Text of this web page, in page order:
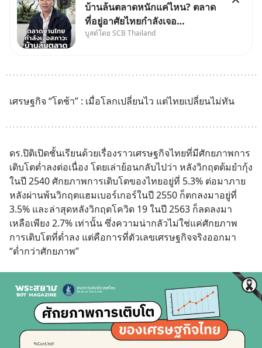
บ้านล้นตลาดหนักแค่ไหน? ตลาด
ที่อยู่อาศัยไทยกำลังเจอ
Oversupply หนักกว่าที่คิด และ
#บ้านล้นตลาด #เศรษฐกิจไทย
#EICAround #SCBThailand
สามารถดูคลิปท
บูสต์โดย SCB Thailand
เศรษฐกิจ “โตช้า” : เมื่อโลกเปลี่ยนไว แต่ไทยเปลี่ยนไม่ทัน
ดร.ปิติเปิดชั้นเรียนด้วยเรื่องราวเศรษฐกิจไทยที่มีศักยภาพการ
เติบโตต่ำลงต่อเนื่อง โดยเล่าย้อนกลับไปว่า หลังวิกฤตต้มยำกุ้ง
ในปี 2540 ศักยภาพการเติบโตของไทยอยู่ที่ 5.3% ต่อมาภาย
หลังผ่านพ้นวิกฤตแฮมเบอร์เกอร์ในปี 2550 ก็ตกลงมาอยู่ที่
3.5% และล่าสุดหลังวิกฤตโควิด 19 ในปี 2563 ก็ลดลงมา
เหลือเพียง 2.7% เท่านั้น ซึ่งความน่ากลัวไม่ใช่แค่ศักยภาพ
การเติบโตที่ต่ำลง แต่คือการที่ตัวเลขเศรษฐกิจจริงออกมา
“ต่ำกว่าศักยภาพ”